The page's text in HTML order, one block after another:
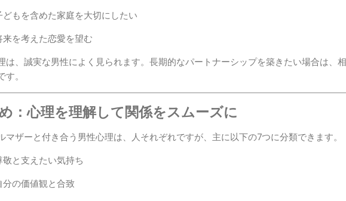
どもを含めた家庭を大切にしたい
来を考えた恋愛を望む
は、誠実な男性によく見られます。長期的なパートナーシップを築きたい場合は、
す。
：心理を理解して関係をスムーズに
マザーと付き合う男性心理は、人それぞれですが、主に以下の7つに分類できます。
敬と支えたい気持ち
分の価値観と合致